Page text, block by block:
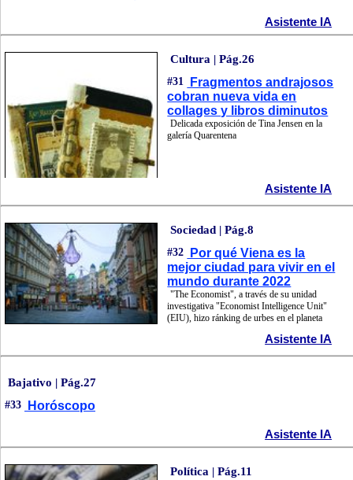
Asistente IA
Cultura | Pág.26
#31
Fragmentos andrajosos
cobran nueva vida en
collages y libros diminutos
Delicada exposición de Tina Jensen en la
galería Quarentena
Asistente IA
Sociedad | Pág.8
#32
Por qué Viena es la
mejor ciudad para vivir en el
mundo durante 2022
"The Economist", a través de su unidad
investigativa "Economist Intelligence Unit"
(EIU), hizo ránking de urbes en el planeta
Asistente IA
Bajativo | Pág.27
#33 Horóscopo
Asistente IA
Política | Pág.11